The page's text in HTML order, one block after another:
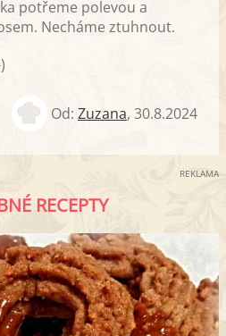
potřeme polevou a
Necháme ztuhnout.
Od: Zuzana, 30.8.2024
REKLAMA
RECEPTY